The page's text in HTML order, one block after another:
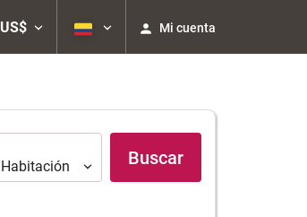
US$ Mi cuenta
Habitación Buscar